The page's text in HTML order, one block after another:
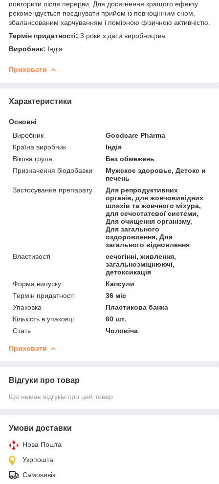
повторити після перерви. Для досягнення кращого ефекту
рекомендується поєднувати прийом із повноцінним сном,
збалансованим харчуванням і помірною фізичною активністю.
Термін придатності: 3 роки з дати виробництва
Виробник: Індія
Приховати
Характеристики
Основні
Виробник
Goodcare Pharma
Країна виробник
Індія
Вікова група
Без обмежень
Призначення біодобавки
Мужское здоровье, Детокс и
печень
Застосування препарату
Для репродуктивних
органів, для жовчовивідних
шляхів та жовчного міхура,
для сечостатевої системи,
Для очищення організму,
Для загального
оздоровлення, Для
загального відновлення
Властивості
сечогінні, живлення,
загальнозміцнюючі,
детоксикація
Форма випуску
Капсули
Термін придатності
36 міс
Упаковка
Пластикова банка
Кількість в упаковці
60 шт.
Стать
Чоловіча
Приховати
Відгуки про товар
Ще немає відгуків про цей товар
Умови доставки
Нова Пошта
Укрпошта
Самовивіз